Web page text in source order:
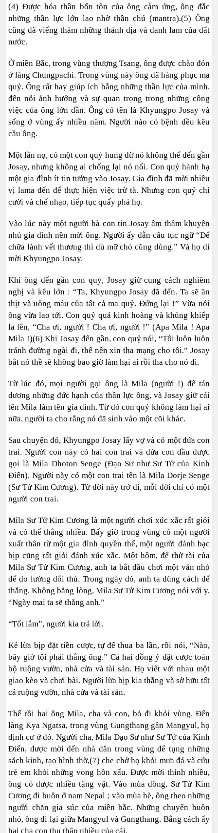
(4) Được hóa thần bổn tôn của ông cảm ứng, ông đắc
những thần lực lớn lao nhờ thần chú (mantra).(5) Ông
cũng đã viếng thăm những thánh địa và danh lam của đất
nước.
Ở miền Bắc, trong vùng thượng Tsang, ông được chào đón
ở làng Chungpachi. Trong vùng này ông đã hàng phục ma
quỷ. Ông rất hay giúp ích bằng những thần lực của mình,
đến nỗi ảnh hưởng và sự quan trọng trong những công
việc của ông lớn dần. Ông có tên là Khyungpo Josay và
sống ở vùng ấy nhiều năm. Người nào có bệnh đều kêu
cầu ông.
Một lần nọ, có một con quỷ hung dữ nó không thể đến gần
Josay, nhưng không ai chống lại nó nổi. Con quỷ hành hạ
một gia đình ít tin tưởng vào Josay. Gia đình đã mời nhiều
vị lama đến để thực hiện việc trừ tà. Nhưng con quỷ chỉ
cười và chế nhạo, tiếp tục quấy phá họ.
Vào lúc này một người bà con tin Josay âm thầm khuyên
nhủ gia đình nên mời ông. Người ấy dẫn câu tục ngữ “Để
chữa lành vết thương thì dù mỡ chó cũng dùng.” Và họ đi
mời Khyungpo Josay.
Khi ông đến gần con quỷ, Josay giữ cung cách nghiêm
nghị và kêu lớn : “Ta, Khyungpo Josay đã đến. Ta sẽ ăn
thịt và uống máu của tất cả ma quỷ. Đứng lại !” Vừa nói
ông vừa lao tới. Con quỷ quá kinh hoàng và khủng khiếp
la lên, “Cha ơi, người ! Cha ơi, người !” (Apa Mila ! Apa
Mila !)(6) Khi Josay đến gần, con quỷ nói, “Tôi luôn luôn
tránh đường ngài đi, thế nên xin tha mạng cho tôi.” Josay
bắt nó thề sẽ không bao giờ làm hại ai rồi tha cho nó đi.
Từ lúc đó, mọi người gọi ông là Mila (người !) để tán
dương những đức hạnh của thần lực ông, và Josay giữ cái
tên Mila làm tên gia đình. Từ đó con quỷ không làm hại ai
nữa, người ta cho rằng nó đã sinh vào một cõi khác.
Sau chuyện đó, Khyungpo Josay lấy vợ và có một đứa con
trai. Người con này có hai con trai và đứa con đầu được
gọi là Mila Dhoton Senge (Đạo Sư như Sư Tử của Kinh
Điển). Người này có một con trai tên là Mila Dorje Senge
(Sư Tử Kim Cương). Từ đời này trở đi, mỗi đời chỉ có một
người con trai.
Mila Sư Tử Kim Cương là một người chơi xúc xắc rất giỏi
và có thể thắng nhiều. Bấy giờ trong vùng có một người
xuất thân từ một gia đình quyền thế, một người đánh bạc
bịp cũng rất giỏi đánh xúc xắc. Một hôm, để thử tài của
Mila Sư Tử Kim Cương, anh ta bắt đầu chơi một ván nhỏ
để đo lường đối thủ. Trong ngày đó, anh ta dùng cách để
thắng. Không bằng lòng, Mila Sư Tử Kim Cương nói với y,
“Ngày mai ta sẽ thắng anh.”
“Tốt lắm”, người kia trả lời.
Kẻ lừa bịp đặt tiền cược, tự để thua ba lần, rồi nói, “Nào,
bây giờ tôi phải thắng ông.” Cả hai đồng ý đặt cược toàn
bộ ruộng vườn, nhà cửa và tài sản. Họ viết với nhau một
giao kèo và chơi bài. Người lừa bịp kia thắng và sở hữu tất
cả ruộng vườn, nhà cửa và tài sản.
Thế rồi hai ông Mila, cha và con, bỏ đi khỏi vùng. Đến
làng Kya Ngatsa, trong vùng Gungthang gần Mangyul, họ
định cư ở đó. Người cha, Mila Đạo Sư như Sư Tử của Kinh
Điển, được mời đến nhà dân trong vùng để tụng những
sách kinh, tạo hình thờ,(7) che chở họ khỏi mưa đá và cứu
trẻ em khỏi những vong hồn xấu. Được mời thỉnh nhiều,
ông có được nhiều tặng vật. Vào mùa đông, Sư Tử Kim
Cương đi buôn ở nam Nepal ; vào mùa hè, ông theo những
người chăn gia súc của miền bắc. Những chuyến buôn
nhỏ, ông đi lại giữa Mangyul và Gungthang. Bằng cách ấy
hai cha con thu thập nhiều của cải.